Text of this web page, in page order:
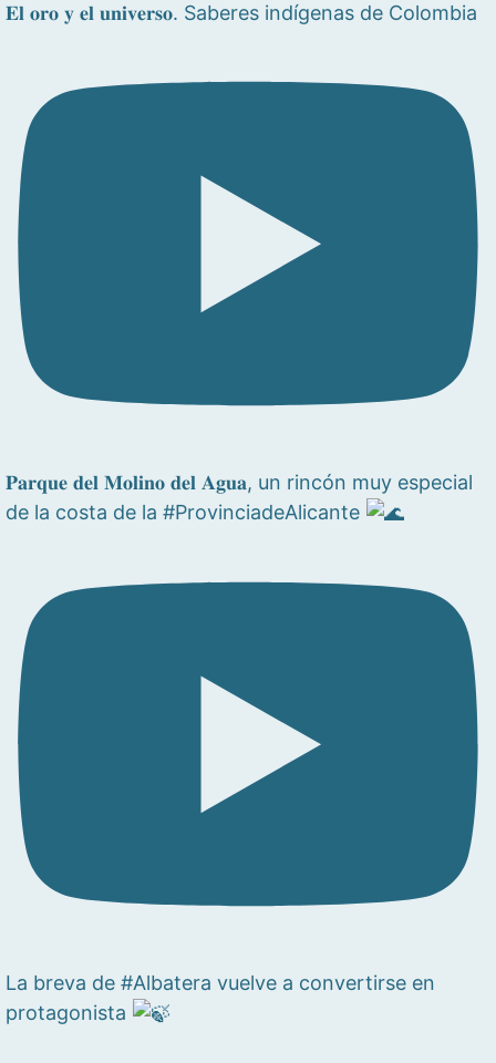
𝐄𝐥 𝐨𝐫𝐨 𝐲 𝐞𝐥 𝐮𝐧𝐢𝐯𝐞𝐫𝐬𝐨. Saberes indígenas de Colombia
𝐏𝐚𝐫𝐪𝐮𝐞 𝐝𝐞𝐥 𝐌𝐨𝐥𝐢𝐧𝐨 𝐝𝐞𝐥 𝐀𝐠𝐮𝐚, un rincón muy especial
de la costa de la #ProvinciadeAlicante
La breva de #Albatera vuelve a convertirse en
protagonista